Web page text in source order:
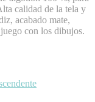
calidad de la tela y
acabado mate,
con los dibujos.